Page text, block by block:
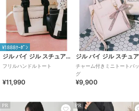
¥1888ｸｰﾎﾟﾝ
ジル バイ ジル スチュアート
フリルハンドルトート
¥11,990
チャーム付きミニトートバッ
グ
¥9,900
PR PR